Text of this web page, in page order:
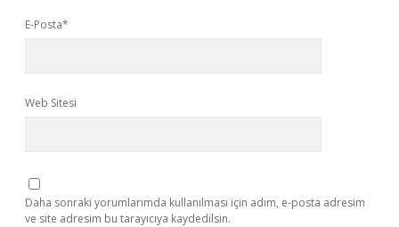
E-Posta*
Web Sitesi
Daha sonraki yorumlarımda kullanılması için adım, e-posta adresim
ve site adresim bu tarayıcıya kaydedilsin.